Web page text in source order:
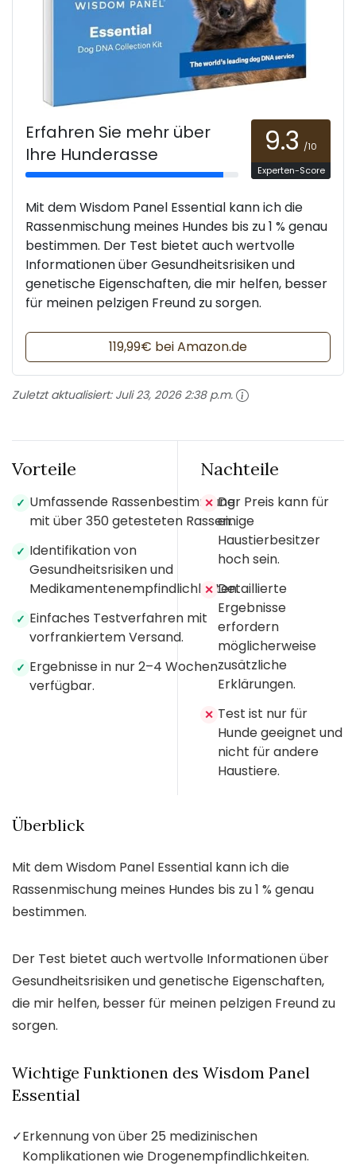
Erfahren Sie mehr über
Ihre Hunderasse
9.3 /10
Experten-Score
Mit dem Wisdom Panel Essential kann ich die
Rassenmischung meines Hundes bis zu 1 % genau
bestimmen. Der Test bietet auch wertvolle
Informationen über Gesundheitsrisiken und
genetische Eigenschaften, die mir helfen, besser
für meinen pelzigen Freund zu sorgen.
119,99€ bei Amazon.de
Zuletzt aktualisiert: Juli 23, 2026 2:38 p.m.
Vorteile
✓ Umfassende Rassenbestimmung
mit über 350 getesteten Rassen.
✓ Identifikation von
Gesundheitsrisiken und
Medikamentenempfindlichkeiten.
✓ Einfaches Testverfahren mit
vorfrankiertem Versand.
✓ Ergebnisse in nur 2–4 Wochen
verfügbar.
Nachteile
✕ Der Preis kann für
einige
Haustierbesitzer
hoch sein.
✕ Detaillierte
Ergebnisse
erfordern
möglicherweise
zusätzliche
Erklärungen.
✕ Test ist nur für
Hunde geeignet und
nicht für andere
Haustiere.
Überblick
Mit dem Wisdom Panel Essential kann ich die
Rassenmischung meines Hundes bis zu 1 % genau
bestimmen.
Der Test bietet auch wertvolle Informationen über
Gesundheitsrisiken und genetische Eigenschaften,
die mir helfen, besser für meinen pelzigen Freund zu
sorgen.
Wichtige Funktionen des Wisdom Panel
Essential
✓Erkennung von über 25 medizinischen
Komplikationen wie Drogenempfindlichkeiten.